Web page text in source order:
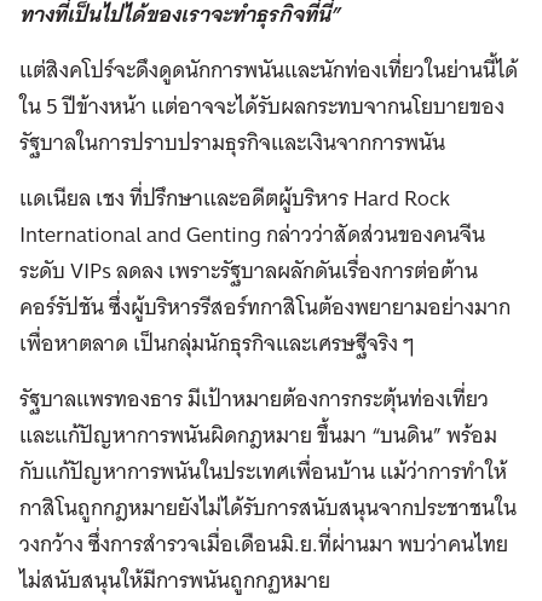
ทางที่เป็นไปได้ของเราจะทำธุรกิจที่นี่”
แต่สิงคโปร์จะดึงดูดนักการพนันและนักท่องเที่ยวในย่านนี้ได้
ใน 5 ปีข้างหน้า แต่อาจจะได้รับผลกระทบจากนโยบายของ
รัฐบาลในการปราบปรามธุรกิจและเงินจากการพนัน
แดเนียล เชง ที่ปรึกษาและอดีตผู้บริหาร Hard Rock
International and Genting กล่าวว่าสัดส่วนของคนจีน
ระดับ VIPs ลดลง เพราะรัฐบาลผลักดันเรื่องการต่อต้าน
คอร์รัปชัน ซึ่งผู้บริหารรีสอร์ทกาสิโนต้องพยายามอย่างมาก
เพื่อหาตลาด เป็นกลุ่มนักธุรกิจและเศรษฐีจริง ๆ
รัฐบาลแพรทองธาร มีเป้าหมายต้องการกระตุ้นท่องเที่ยว
และแก้ปัญหาการพนันผิดกฎหมาย ขึ้นมา “บนดิน” พร้อม
กับแก้ปัญหาการพนันในประเทศเพื่อนบ้าน แม้ว่าการทำให้
กาสิโนถูกกฎหมายยังไม่ได้รับการสนับสนุนจากประชาชนใน
วงกว้าง ซึ่งการสำรวจเมื่อเดือนมิ.ย.ที่ผ่านมา พบว่าคนไทย
ไม่สนับสนุนให้มีการพนันถูกกฏหมาย